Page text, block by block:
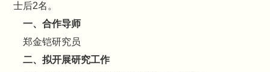
士后2名。
一、合作导师
郑金铠研究员
二、拟开展研究工作